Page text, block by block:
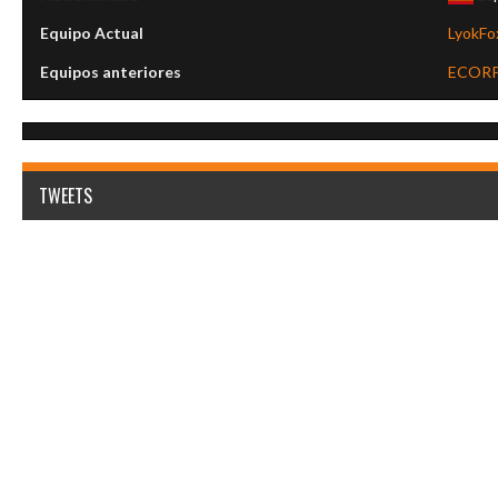
Equipo Actual
Equipos anteriores
TWEETS